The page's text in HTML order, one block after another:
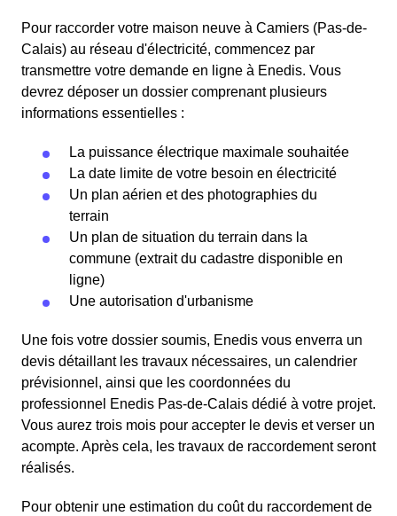
Pour raccorder votre maison neuve à Camiers (Pas-de-
Calais) au réseau d'électricité, commencez par
transmettre votre demande en ligne à Enedis. Vous
devrez déposer un dossier comprenant plusieurs
informations essentielles :
La puissance électrique maximale souhaitée
La date limite de votre besoin en électricité
Un plan aérien et des photographies du
terrain
Un plan de situation du terrain dans la
commune (extrait du cadastre disponible en
ligne)
Une autorisation d'urbanisme
Une fois votre dossier soumis, Enedis vous enverra un
devis détaillant les travaux nécessaires, un calendrier
prévisionnel, ainsi que les coordonnées du
professionnel Enedis Pas-de-Calais dédié à votre projet.
Vous aurez trois mois pour accepter le devis et verser un
acompte. Après cela, les travaux de raccordement seront
réalisés.
Pour obtenir une estimation du coût du raccordement de